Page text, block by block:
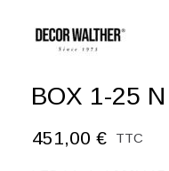
BOX 1-25
451,00 € TTC